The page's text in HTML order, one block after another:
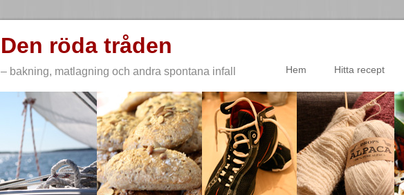
Den röda tråden
– bakning, matlagning och andra spontana infall Hem Hitta recept